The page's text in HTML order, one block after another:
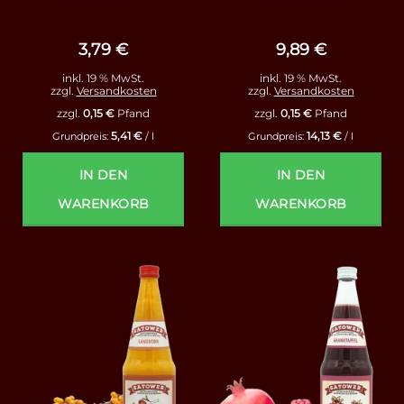
3,79 €
inkl. 19 % MwSt.
zzgl. Versandkosten
zzgl. 0,15 € Pfand
Grundpreis: 5,41 € / l
IN DEN
WARENKORB
9,89 €
inkl. 19 % MwSt.
zzgl. Versandkosten
zzgl. 0,15 € Pfand
Grundpreis: 14,13 € / l
IN DEN
WARENKORB